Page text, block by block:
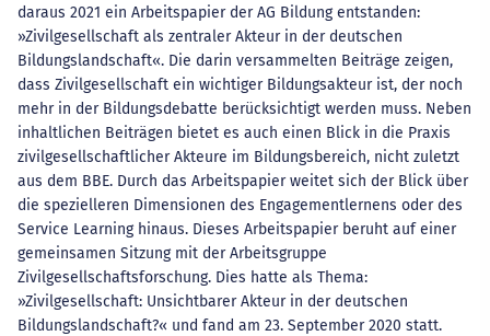
daraus 2021 ein Arbeitspapier der AG Bildung entstanden:
»Zivilgesellschaft als zentraler Akteur in der deutschen
Bildungslandschaft«. Die darin versammelten Beiträge zeigen,
dass Zivilgesellschaft ein wichtiger Bildungsakteur ist, der noch
mehr in der Bildungsdebatte berücksichtigt werden muss. Neben
inhaltlichen Beiträgen bietet es auch einen Blick in die Praxis
zivilgesellschaftlicher Akteure im Bildungsbereich, nicht zuletzt
aus dem BBE. Durch das Arbeitspapier weitet sich der Blick über
die spezielleren Dimensionen des Engagementlernens oder des
Service Learning hinaus. Dieses Arbeitspapier beruht auf einer
gemeinsamen Sitzung mit der Arbeitsgruppe
Zivilgesellschaftsforschung. Dies hatte als Thema:
»Zivilgesellschaft: Unsichtbarer Akteur in der deutschen
Bildungslandschaft?« und fand am 23. September 2020 statt.